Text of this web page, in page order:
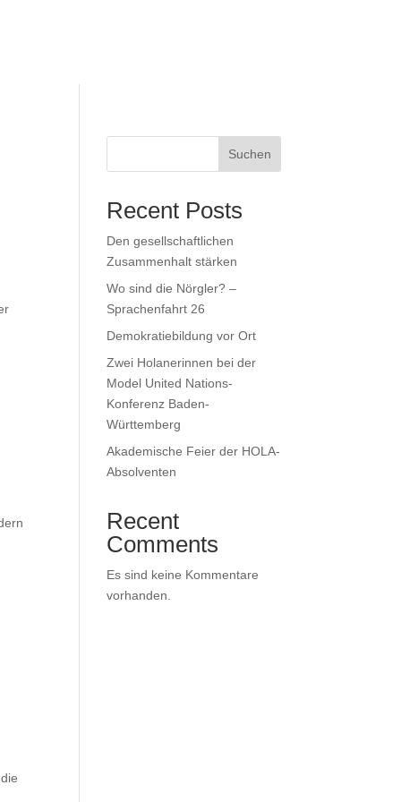
Suchen
Recent Posts
Den gesellschaftlichen
Zusammenhalt stärken
Wo sind die Nörgler? –
Sprachenfahrt 26
Demokratiebildung vor Ort
Zwei Holanerinnen bei der
Model United Nations-
Konferenz Baden-
Württemberg
Akademische Feier der HOLA-
Absolventen
Recent
Comments
Es sind keine Kommentare
vorhanden.